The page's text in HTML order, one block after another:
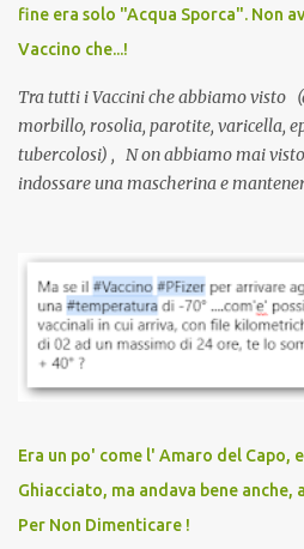
serve una prescrizione. Non c’è
L’unico atto richiesto è una fi...
fine era solo "Acqua Sporca". Non
Vaccino che...!
Tra tutti i Vaccini che abbiamo visto
morbillo, rosolia, parotite, varicella,
tubercolosi) , N on abbiamo mai
indossare una mascherina e
vaccinazione. Non avevamo mai
sconti, incentivi per vaccinarsi. Non
discriminazioni per coloro che non
vaccinato, nessuno aveva prima
persona cattiva. Non avevamo mai
vaccino usato per minacciare i mezzi
scuola. Non avevamo mai visto un
dodicenne di ignorare il consenso dei
che abbiamo elencato sopra...
Era un po' come l' Amaro del Capo,
Ghiacciato, ma andava bene
Per Non Dimenticare !